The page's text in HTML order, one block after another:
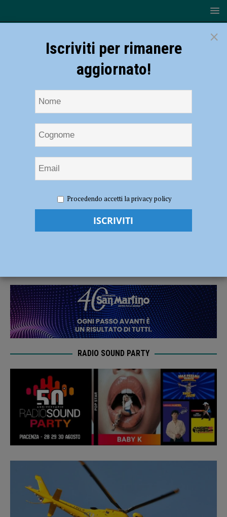
uno scooter e una bicicletta nei pressi di Travo, tre feriti
Schianto tra uno scooter e una bicicletta
RADIO SOUND PARTY
×
Iscriviti per rimanere
aggiornato!
Procedendo accetti la privacy policy